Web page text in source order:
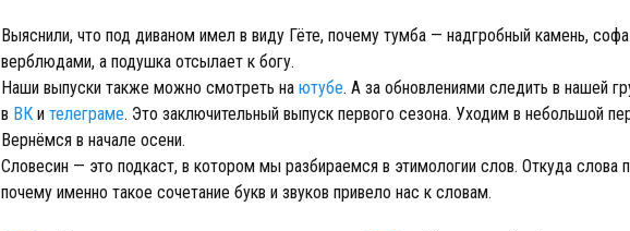
Выяснили, что под диваном имел в виду Гёте, почему тумба — надгробный камень, софа
верблюдами, а подушка отсылает к богу.
Наши выпуски также можно смотреть на ютубе. А за обновлениями следить в нашей
в ВК и телеграме. Это заключительный выпуск первого сезона. Уходим в небольшой
Вернёмся в начале осени.
Словесин — это подкаст, в котором мы разбираемся в этимологии слов. Откуда слова
почему именно такое сочетание букв и звуков привело нас к словам.